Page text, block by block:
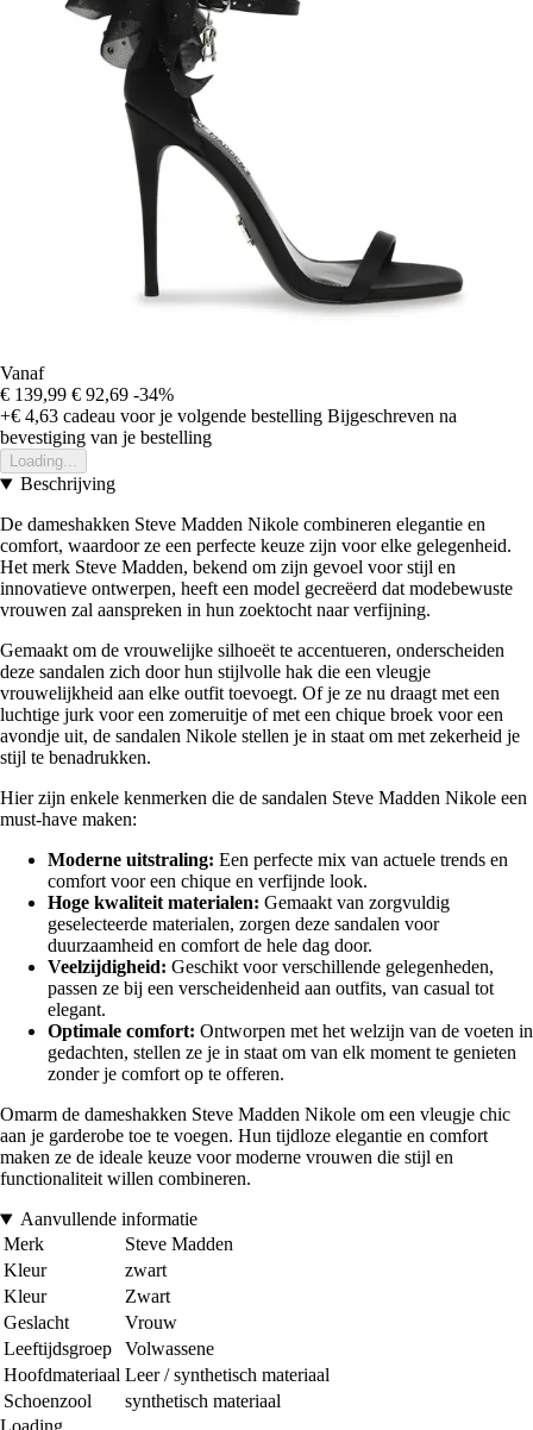
Vanaf
€ 139,99 € 92,69 -34%
+€ 4,63 cadeau voor je volgende bestelling Bijgeschreven na
bevestiging van je bestelling
Loading...
Beschrijving
De dameshakken Steve Madden Nikole combineren elegantie en
comfort, waardoor ze een perfecte keuze zijn voor elke gelegenheid.
Het merk Steve Madden, bekend om zijn gevoel voor stijl en
innovatieve ontwerpen, heeft een model gecreëerd dat modebewuste
vrouwen zal aanspreken in hun zoektocht naar verfijning.
Gemaakt om de vrouwelijke silhoeët te accentueren, onderscheiden
deze sandalen zich door hun stijlvolle hak die een vleugje
vrouwelijkheid aan elke outfit toevoegt. Of je ze nu draagt met een
luchtige jurk voor een zomeruitje of met een chique broek voor een
avondje uit, de sandalen Nikole stellen je in staat om met zekerheid je
stijl te benadrukken.
Hier zijn enkele kenmerken die de sandalen Steve Madden Nikole een
must-have maken:
Moderne uitstraling: Een perfecte mix van actuele trends en
comfort voor een chique en verfijnde look.
Hoge kwaliteit materialen: Gemaakt van zorgvuldig
geselecteerde materialen, zorgen deze sandalen voor
duurzaamheid en comfort de hele dag door.
Veelzijdigheid: Geschikt voor verschillende gelegenheden,
passen ze bij een verscheidenheid aan outfits, van casual tot
elegant.
Optimale comfort: Ontworpen met het welzijn van de voeten in
gedachten, stellen ze je in staat om van elk moment te genieten
zonder je comfort op te offeren.
Omarm de dameshakken Steve Madden Nikole om een vleugje chic
aan je garderobe toe te voegen. Hun tijdloze elegantie en comfort
maken ze de ideale keuze voor moderne vrouwen die stijl en
functionaliteit willen combineren.
Aanvullende informatie
Merk
Steve Madden
Kleur
zwart
Kleur
Zwart
Geslacht
Vrouw
Leeftijdsgroep
Volwassene
Hoofdmateriaal Leer / synthetisch materiaal
Schoenzool
synthetisch materiaal